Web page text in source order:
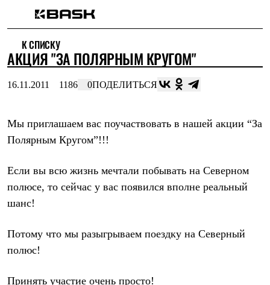
Интернет-магазин
Мужская одежда
Утепленная пухом
Куртки
Брюки
Утепленная синтетикой
Куртки
Куртки
Софтшелл одежда
Куртки
Флисовая одежда
Куртки
Брюки
К СПИСКУ
АКЦИЯ "ЗА ПОЛЯРНЫМ КРУГОМ"
16.11.2011 1186 0ПОДЕЛИТЬСЯ
Мы приглашаем вас поучаствовать в нашей акции “За
Полярным Кругом”!!!
Если вы всю жизнь мечтали побывать на Северном
полюсе, то сейчас у вас появился вполне реальный
шанс!
Потому что мы разыгрываем поездку на Северный
полюс!
Принять участие очень просто!